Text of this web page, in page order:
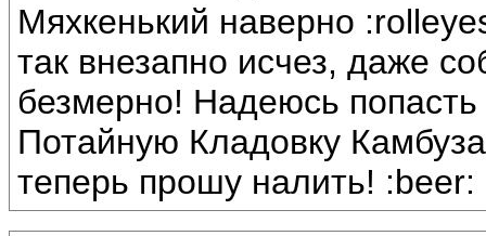
Мяхкенький наверно
так внезапно исчез, даже
безмерно! Надеюсь
Потайную Кладовку
теперь прошу налить! :beer: